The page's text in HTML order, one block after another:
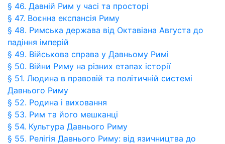
§ 46. Давній Рим у часі та просторі
§ 47. Воєнна експансія Риму
§ 48. Римська держава від Октавіана Августа до
падіння імперій
§ 49. Військова справа у Давньому Римі
§ 50. Війни Риму на різних етапах історії
§ 51. Людина в правовій та політичній системі
Давнього Риму
§ 52. Родина і виховання
§ 53. Рим та його мешканці
§ 54. Культура Давнього Риму
§ 55. Релігія Давнього Риму: від язичництва до